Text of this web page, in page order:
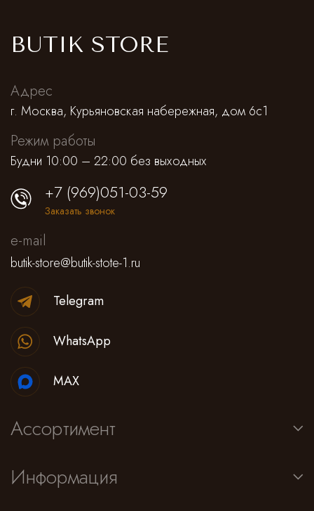
BUTIK STORE
Адрес
г. Москва, Курьяновская набережная, дом 6с1
Режим работы
Будни 10:00 – 22:00 без выходных
Ассортимент
Информация
+7 (969)051-03-59
Заказать звонок
e-mail
butik-store@butik-stote-1.ru
Telegram
WhatsApp
MAX